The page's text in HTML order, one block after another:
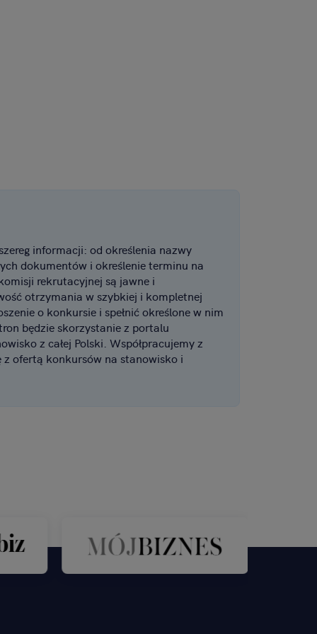
informacji: od określenia nazwy
dokumentów i określenie terminu na
rekrutacyjnej są jawne i
otrzymania w szybkiej i kompletnej
o konkursie i spełnić określone w nim
będzie skorzystanie z portalu
z całej Polski. Współpracujemy z
ofertą konkursów na stanowisko i